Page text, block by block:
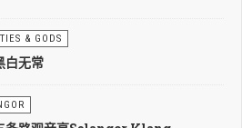
& GODS
白无常